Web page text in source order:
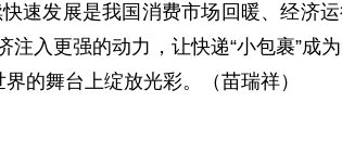
速发展是我国消费市场回暖、经济
入更强的动力，让快递“小包裹”成
的舞台上绽放光彩。（苗瑞祥）